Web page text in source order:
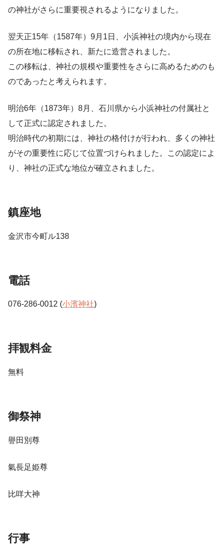
の神社がさらに重要視されるようになりました。
翌天正15年（1587年）9月1日、小浜神社の境内から現在
の所在地に移転され、新たに造営されました。
この移転は、神社の規模や重要性をさらに高めるためのも
のであったと考えられます。
明治6年（1873年）8月、石川県から小浜神社の付属社と
して正式に認定されました。
明治時代の初期には、神社の格付けが行われ、多くの神社
がその重要性に応じて位置づけられました。この認定によ
り、神社の正式な地位が確立されました。
鎮座地
金沢市今町ル138
電話
076-286-0012 (小濱神社)
拝観料金
無料
御祭神
譽田別尊
氣長足姫尊
比咩大神
行事